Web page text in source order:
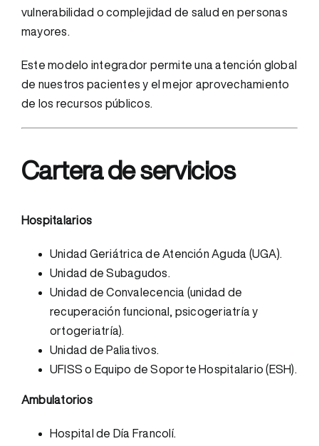
vulnerabilidad o complejidad de salud en personas
mayores.
Este modelo integrador permite una atención global
de nuestros pacientes y el mejor aprovechamiento
de los recursos públicos.
Cartera de servicios
Hospitalarios
Unidad Geriátrica de Atención Aguda (UGA).
Unidad de Subagudos.
Unidad de Convalecencia (unidad de
recuperación funcional, psicogeriatría y
ortogeriatría).
Unidad de Paliativos.
UFISS o Equipo de Soporte Hospitalario (ESH).
Ambulatorios
Hospital de Día Francolí.